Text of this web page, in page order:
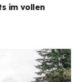
im vollen